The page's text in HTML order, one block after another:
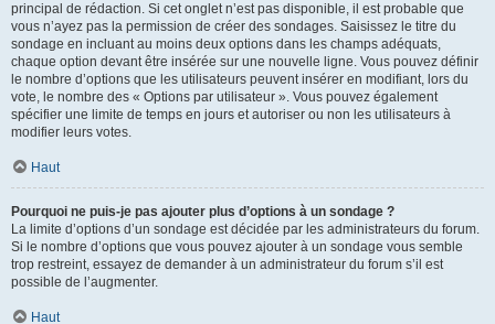
principal de rédaction. Si cet onglet n’est pas disponible, il est probable que
vous n’ayez pas la permission de créer des sondages. Saisissez le titre du
sondage en incluant au moins deux options dans les champs adéquats,
chaque option devant être insérée sur une nouvelle ligne. Vous pouvez définir
le nombre d’options que les utilisateurs peuvent insérer en modifiant, lors du
vote, le nombre des « Options par utilisateur ». Vous pouvez également
spécifier une limite de temps en jours et autoriser ou non les utilisateurs à
modifier leurs votes.
Haut
Pourquoi ne puis-je pas ajouter plus d’options à un sondage ?
La limite d’options d’un sondage est décidée par les administrateurs du forum.
Si le nombre d’options que vous pouvez ajouter à un sondage vous semble
trop restreint, essayez de demander à un administrateur du forum s’il est
possible de l’augmenter.
Haut